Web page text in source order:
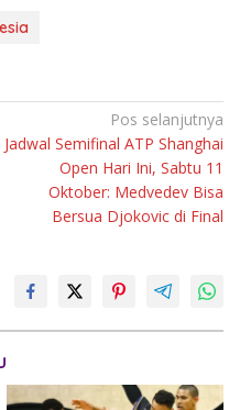
Pos selanjutnya
Jadwal Semifinal ATP Shanghai
Open Hari Ini, Sabtu 11
Oktober: Medvedev Bisa
Bersua Djokovic di Final